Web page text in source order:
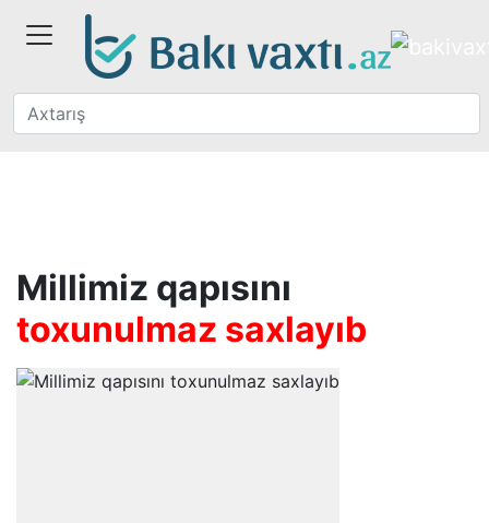
Millimiz qapısını
toxunulmaz saxlayıb